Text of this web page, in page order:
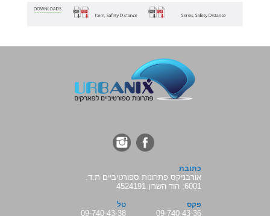
כתובת
אורבניקס פתרונות ספורטיביים ת.ד.
6001, הוד השרון 4524191
טל
09-740-43-38
פקס
09-740-43-36